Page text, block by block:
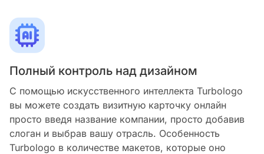
Полный контроль над дизайном
С помощью искусственного интеллекта Turbologo
вы можете создать визитную карточку онлайн
просто введя название компании, просто добавив
слоган и выбрав вашу отрасль. Особенность
Turbologo в количестве макетов, которые оно